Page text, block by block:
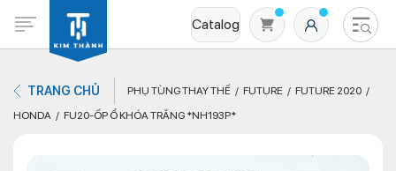
Catalog
TRANG CHỦ PHỤ TÙNG THAY THẾ FUTURE
FUTURE 2020
HONDA
FU20-ỐP Ổ KHÓA TRẮNG *NH193P*